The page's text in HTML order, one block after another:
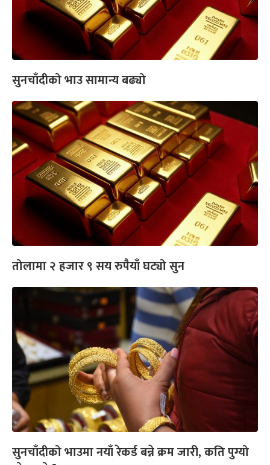
सुनचाँदीको भाउ सामान्य बढ्यो
तोलामा २ हजार ९ सय रुपैयाँ घट्यो सुन
सुनचाँदीको भाउमा नयाँ रेकर्ड बन्ने क्रम जारी, कति पुग्यो